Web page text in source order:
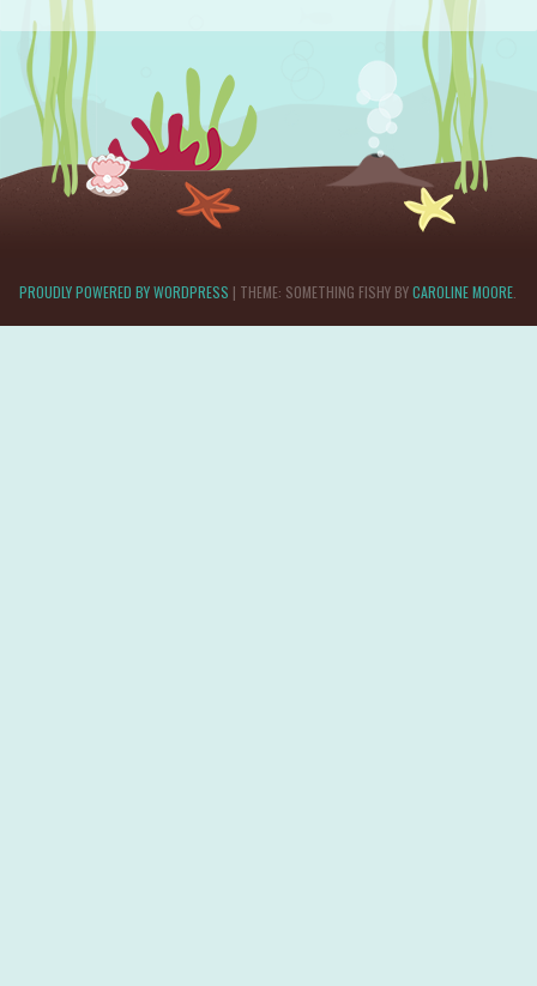
PROUDLY POWERED BY WORDPRESS | THEME: SOMETHING FISHY BYCAROLINE MOORE